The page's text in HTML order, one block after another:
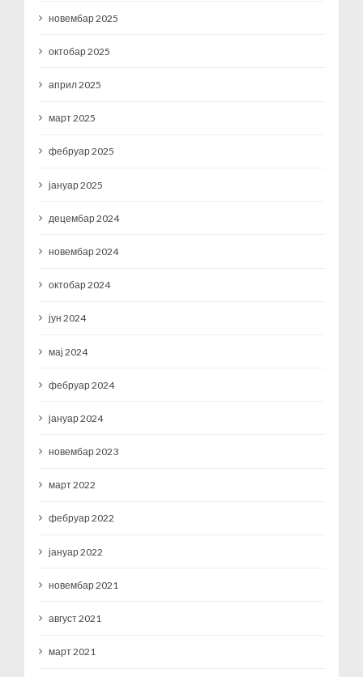
новембар 2025
октобар 2025
април 2025
март 2025
фебруар 2025
јануар 2025
децембар 2024
новембар 2024
октобар 2024
јун 2024
мај 2024
фебруар 2024
јануар 2024
новембар 2023
март 2022
фебруар 2022
јануар 2022
новембар 2021
август 2021
март 2021